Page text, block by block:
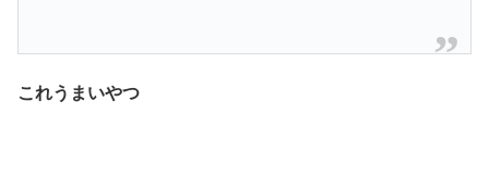
これうまいやつ